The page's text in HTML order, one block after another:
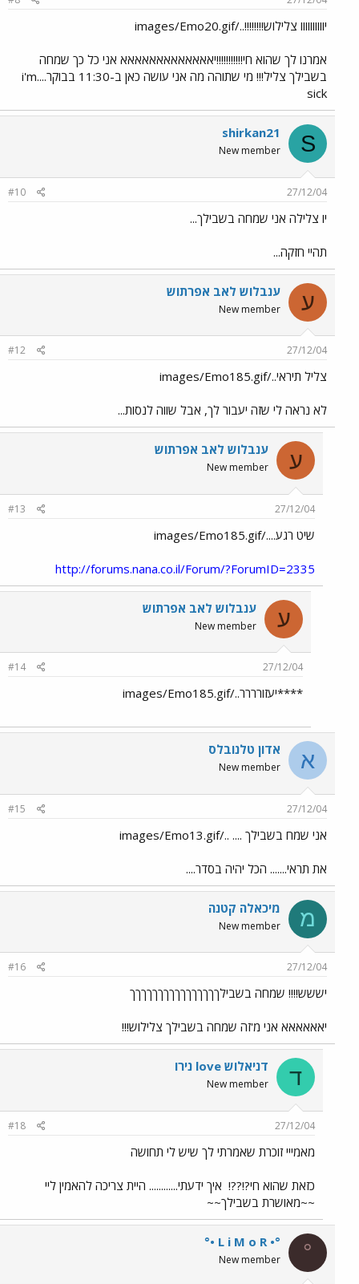
יוווווווווו צלילוש!!!!!!!!../images/Emo20.gif
אמרנו לך שהוא חי!!!!!!!!!!!יאאאאאאאאאאאאא אני כל כך שמחה
בשבילך צליל!!! מי שתוהה מה אני עושה כאן ב-11:30 בבוקר....i'm
sick
S
shirkan21
New member
27/12/04
#10
יו צלילה אני שמחה בשבילך...
תהיי חזקה...
ע ענבלוש לאב אפרתוש
New member
27/12/04
#12
צליל תיראי../images/Emo185.gif
לא נראה לי שזה יעבור לך, אבל שווה לנסות...
ע ענבלוש לאב אפרתוש
New member
27/12/04
#13
שיט רגע..../images/Emo185.gif
http://forums.nana.co.il/Forum/?ForumID=2335
ע ענבלוש לאב אפרתוש
New member
27/12/04
#14
****יעזורררר../images/Emo185.gif
א אדון טלנובלס
New member
27/12/04
#15
אני שמח בשבילך .... ../images/Emo13.gif
את תראי....... הכל יהיה בסדר....
מ מיכאלה קטנה
New member
27/12/04
#16
יששש!!!! שמחה בשבילךךךךךךךךךךךךךךךך
יאאאאאא אני מ'זה שמחה בשבילך צלילוש!!!
ד דניאלוש love נירו
New member
27/12/04
#18
מאמייי זוכרת שאמרתי לך שיש לי תחושה
כזאת שהוא חי?!??! איך ידעתי............ היית צריכה להאמין ליי
~~מאושרת בשבילך~~
°
°• L i M o R •°
New member